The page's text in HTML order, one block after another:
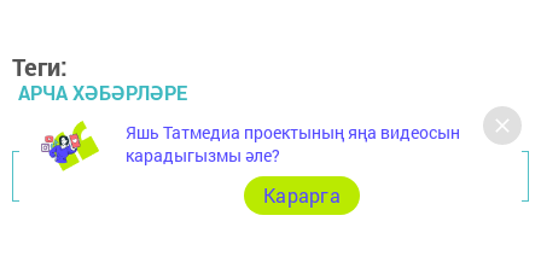
Теги:
АРЧА ХӘБӘРЛӘРЕ
Перейти на страницу новости
Яшь Татмедиа проектының яңа видеосын
карадыгызмы әле?
Карарга